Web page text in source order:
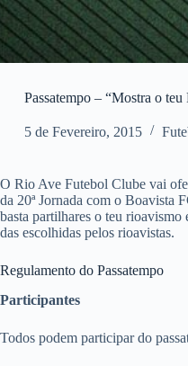
Passatempo – “Mostra o
5 de Fevereiro, 2015
O Rio Ave Futebol Clube vai
da 20ª Jornada com o Boavista
basta partilhares o teu
das escolhidas pelos rioavistas.
Regulamento do Passatempo
Participantes
Todos podem participar do